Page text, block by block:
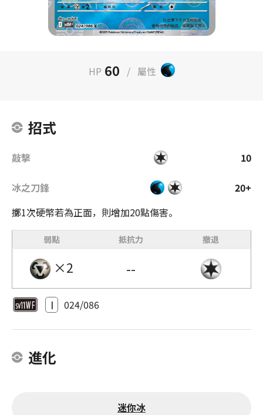
HP 60 / 屬性
招式
敲擊 10
冰之刀鋒
20+
擲1次硬幣若為正面，則增加20點傷害。
弱點 抵抗力 撤退
×2 --
I 024/086
進化
迷你冰